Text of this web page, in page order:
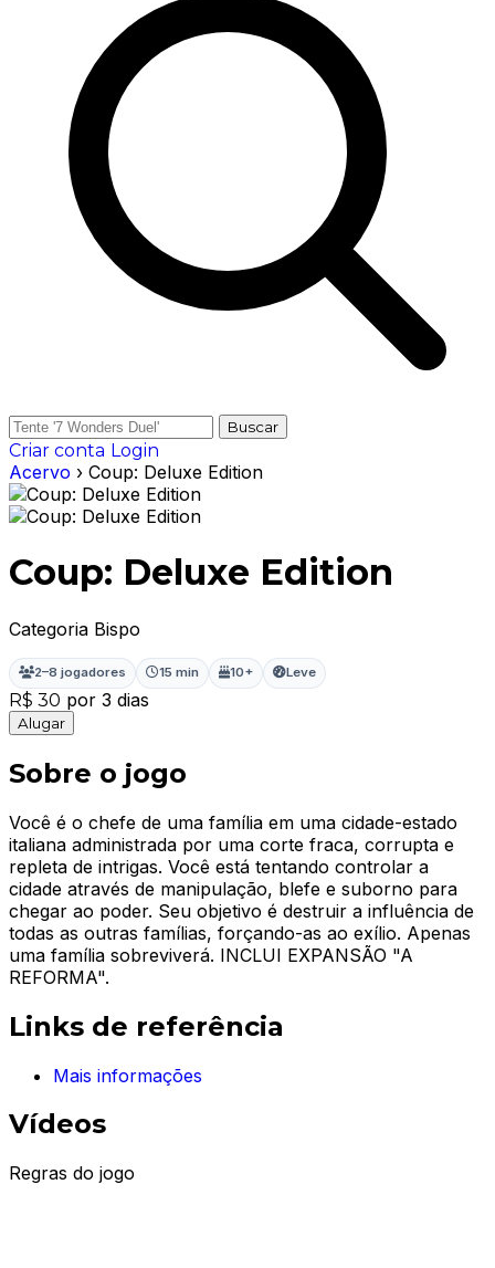
Buscar
Criar conta Login
Acervo › Coup: Deluxe Edition
Coup: Deluxe Edition
Categoria Bispo
2–8 jogadores 15 min 10+ Leve
R$ 30 por 3 dias
Alugar
Sobre o jogo
Você é o chefe de uma família em uma cidade-estado
italiana administrada por uma corte fraca, corrupta e
repleta de intrigas. Você está tentando controlar a
cidade através de manipulação, blefe e suborno para
chegar ao poder. Seu objetivo é destruir a influência de
todas as outras famílias, forçando-as ao exílio. Apenas
uma família sobreviverá. INCLUI EXPANSÃO "A
REFORMA".
Links de referência
Mais informações
Vídeos
Regras do jogo